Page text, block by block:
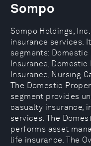
Sompo
Sompo Holdings,
insurance services.
segments:
Insurance, Domestic
Insurance, Nursing
The Domestic
segment provides
casualty insurance,
services. The
performs asset
life insurance. The